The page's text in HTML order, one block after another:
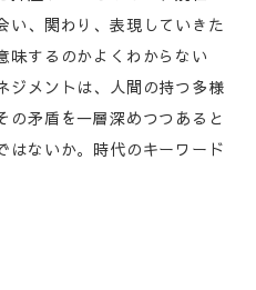
い、関わり、表現していきた
味するのかよくわからない
ジメントは、人間の持つ多様
の矛盾を一層深めつつあると
はないか。時代のキーワード